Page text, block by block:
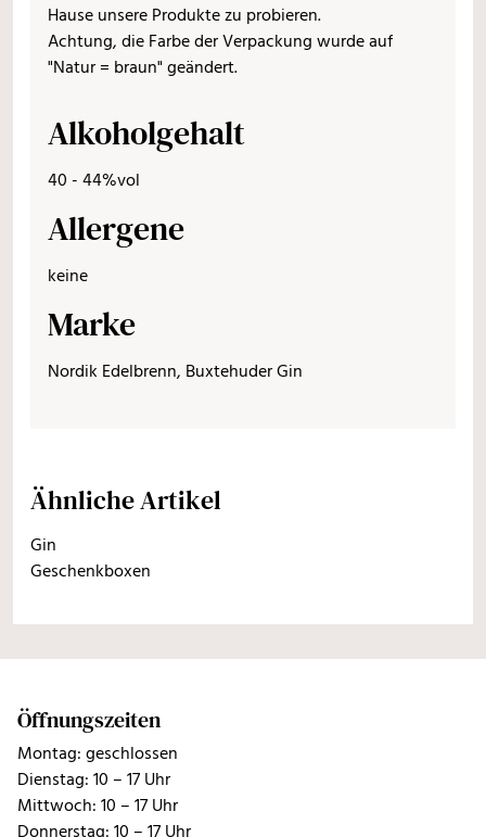
Hause unsere Produkte zu probieren.
Achtung, die Farbe der Verpackung wurde auf
"Natur = braun" geändert.
Alkoholgehalt
40 - 44%vol
Allergene
keine
Marke
Nordik Edelbrenn, Buxtehuder Gin
Ähnliche Artikel
Gin
Geschenkboxen
Öffnungszeiten
Montag: geschlossen
Dienstag: 10 – 17 Uhr
Mittwoch: 10 – 17 Uhr